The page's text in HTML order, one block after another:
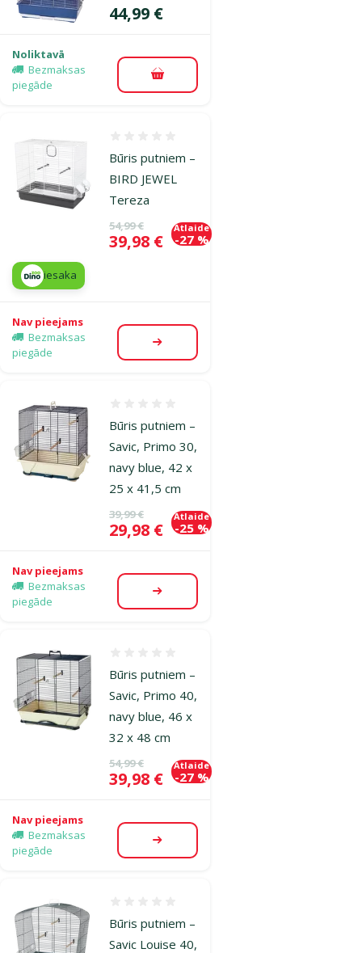
Cena
44,99 €
Noliktavā
Bezmaksas
piegāde
Pievienot grozam
Būris putniem –
BIRD JEWEL
Tereza
Oriģinālā cena
54,99 €
Cena
39,98 €
Atlaide
-27 %
iesaka
Nav pieejams
Bezmaksas
piegāde
Apskatīt
Būris putniem –
Savic, Primo 30,
navy blue, 42 x
25 x 41,5 cm
Oriģinālā cena
39,99 €
Cena
29,98 €
Atlaide
-25 %
Nav pieejams
Bezmaksas
piegāde
Apskatīt
Būris putniem –
Savic, Primo 40,
navy blue, 46 x
32 x 48 cm
Oriģinālā cena
54,99 €
Cena
39,98 €
Atlaide
-27 %
Nav pieejams
Bezmaksas
piegāde
Apskatīt
Būris putniem –
Savic Louise 40,